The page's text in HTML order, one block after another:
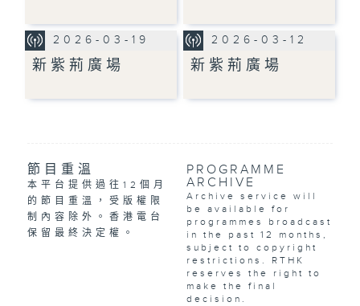
2026-03-19
新紫荊廣場
2026-03-12
新紫荊廣場
節目重溫
本平台提供過往12個月
的節目重溫，受版權限
制內容除外。香港電台
保留最終決定權。
PROGRAMME
ARCHIVE
Archive service will
be available for
programmes broadcast
in the past 12 months,
subject to copyright
restrictions. RTHK
reserves the right to
make the final
decision.